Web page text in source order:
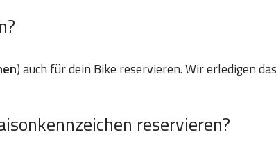
) auch für dein Bike reservieren. Wir erledigen
reservieren?